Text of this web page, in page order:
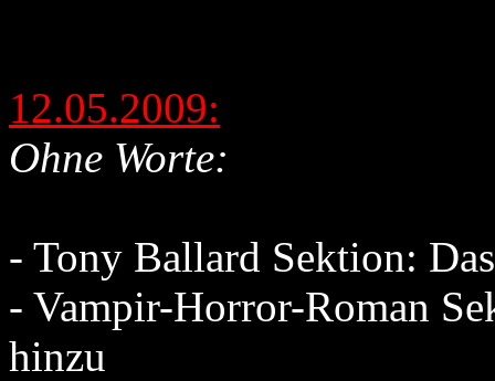
12.05.2009:
Ohne Worte:
- Tony Ballard Sektion:
- Vampir-Horror-Roman
hinzu